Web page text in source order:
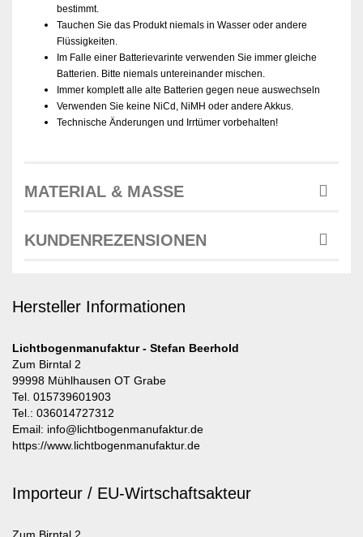
bestimmt.
Tauchen Sie das Produkt niemals in Wasser oder andere
Flüssigkeiten.
Im Falle einer Batterievarinte verwenden Sie immer gleiche
Batterien. Bitte niemals untereinander mischen.
Immer komplett alle alte Batterien gegen neue auswechseln
Verwenden Sie keine NiCd, NiMH oder andere Akkus.
Technische Änderungen und Irrtümer vorbehalten!
MATERIAL & MASSE
KUNDENREZENSIONEN
Hersteller Informationen
Lichtbogenmanufaktur - Stefan Beerhold
Zum Birntal 2
99998 Mühlhausen OT Grabe
Tel. 015739601903
Tel.: 036014727312
Email: info@lichtbogenmanufaktur.de
https://www.lichtbogenmanufaktur.de
Importeur / EU-Wirtschaftsakteur